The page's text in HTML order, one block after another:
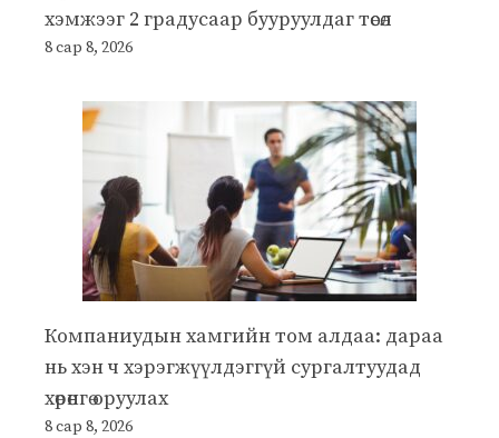
хэмжээг 2 градусаар бууруулдаг төсөл
8 сар 8, 2026
Компаниудын хамгийн том алдаа: дараа
нь хэн ч хэрэгжүүлдэггүй сургалтуудад
хөрөнгө оруулах
8 сар 8, 2026